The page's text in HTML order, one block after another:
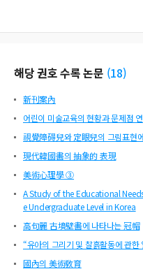
해당 권호 수록 논문 (18)
新刊案內
어린이 미술교육의 현황과 문제점
視覺障碍兒와 定眼兒의 그림표현
現代韓國畵의 抽象的 表現
美術心理學 ③
A Study of the Educational
e Undergraduate Level in Korea
高句麗 古墳壁畵에 나타나는 冠帽
“유아의 그리기 및 찰흙활동에 관한
國內의 美術敎育